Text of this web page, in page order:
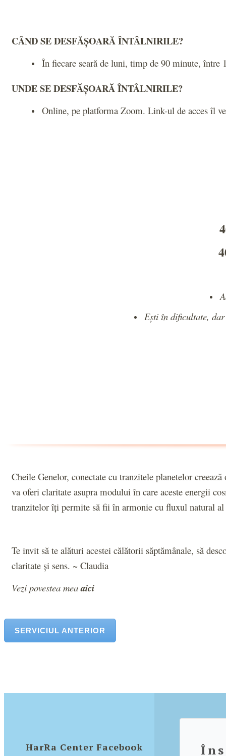
CÂND SE DESFĂȘOARĂ ÎNTÂLNIRILE?
În fiecare seară de luni, timp de 90 minute, între
UNDE SE DESFĂȘOARĂ ÎNTÂLNIRILE?
Online, pe platforma Zoom. Link-ul de acces îl
Ești în dificultate,
Cheile Genelor, conectate cu tranzitele planetelor
va oferi claritate asupra modului în care aceste energii
tranzitelor îți permite să fii în armonie cu fluxul natural
Te invit să te alături acestei călătorii săptămânale, să
claritate și sens. ~ Claudia
Vezi povestea meaaici
SERVICIUL ANTERIOR
HarRa Center Facebook